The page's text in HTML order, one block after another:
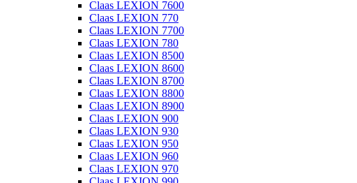
Claas LEXION 7600
Claas LEXION 770
Claas LEXION 7700
Claas LEXION 780
Claas LEXION 8500
Claas LEXION 8600
Claas LEXION 8700
Claas LEXION 8800
Claas LEXION 8900
Claas LEXION 900
Claas LEXION 930
Claas LEXION 950
Claas LEXION 960
Claas LEXION 970